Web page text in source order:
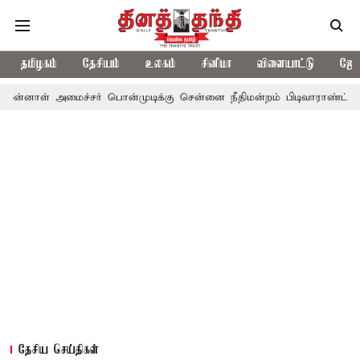
தமிழகம் தேசியம் உலகம் சினிமா விளையாட்டு
பொன்முடிக்கு சென்னை நீதிமன்றம் பிடிவாராண்ட்
தேசிய செய்திகள்